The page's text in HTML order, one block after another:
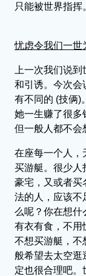
只能被世界指挥
忧虑令我们一世
上一次我们说
和引诱。今次会
有不同的 (技俩)
她一生赚了很多
但一般人都不会
在座每一个人，
买游艇。很少人
豪宅，又或者买
法的人，应该不
么呢？你在想什
有衣有食，不用
不想买游艇，不
般希望去太空逛
定也很合理吧。